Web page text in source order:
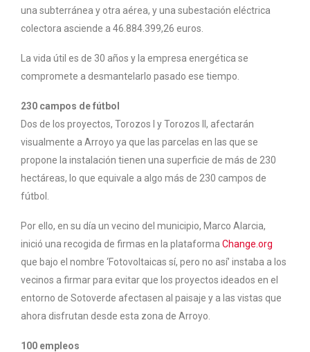
una subterránea y otra aérea, y una subestación eléctrica
colectora asciende a 46.884.399,26 euros.
La vida útil es de 30 años y la empresa energética se
compromete a desmantelarlo pasado ese tiempo.
230 campos de fútbol
Dos de los proyectos, Torozos I y Torozos II, afectarán
visualmente a Arroyo ya que las parcelas en las que se
propone la instalación tienen una superficie de más de 230
hectáreas, lo que equivale a algo más de 230 campos de
fútbol.
Por ello, en su día un vecino del municipio, Marco Alarcia,
inició una recogida de firmas en la plataforma Change.org
que bajo el nombre ‘Fotovoltaicas sí, pero no así’ instaba a los
vecinos a firmar para evitar que los proyectos ideados en el
entorno de Sotoverde afectasen al paisaje y a las vistas que
ahora disfrutan desde esta zona de Arroyo.
100 empleos